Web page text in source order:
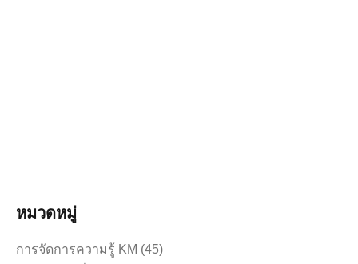
หมวดหมู่
การจัดการความรู้ KM (45)